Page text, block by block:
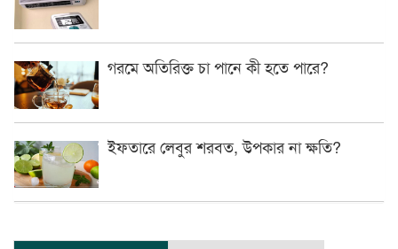
গরমে অতিরিক্ত চা পানে কী হতে পারে?
ইফতারে লেবুর শরবত, উপকার না ক্ষতি?